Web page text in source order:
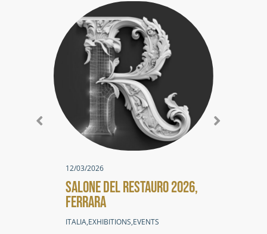
12/03/2026
SALONE DEL RESTAURO 2026,
FERRARA
ITALIA,EXHIBITIONS,EVENTS